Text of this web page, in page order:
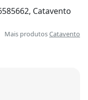
Catavento
Mais produtosCatavento